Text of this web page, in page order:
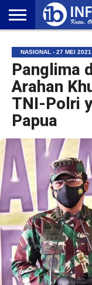
NASIONAL
AMBONIA
MALUKU
EKONOMI
POLITIK
OLAHRAGA
LIFESTYLE
REDAKSI
NASIONAL - 27 MEI 2021
Panglima
Arahan
TNI-Polri
Papua